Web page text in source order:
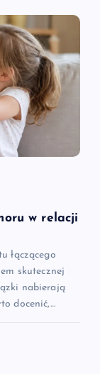
w relacji
łączącego
skutecznej
nabierają
docenić,…